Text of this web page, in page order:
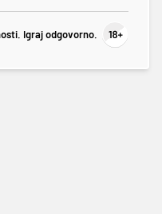
Igraj odgovorno.